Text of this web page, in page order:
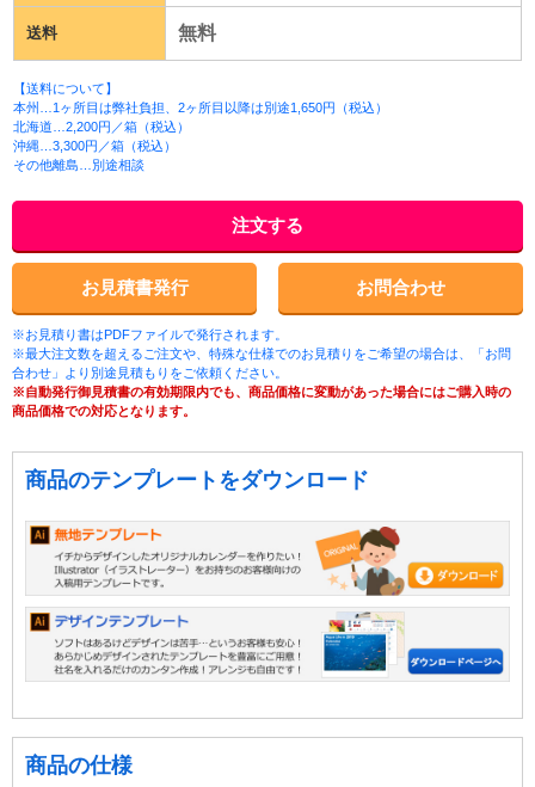
送料 無料
【送料について】
本州…1ヶ所目は弊社負担、2ヶ所目以降は別途1,650円（税込）
北海道…2,200円／箱（税込）
沖縄…3,300円／箱（税込）
その他離島…別途相談
注文する
お見積書発行 お問合わせ
※お見積り書はPDFファイルで発行されます。
※最大注文数を超えるご注文や、特殊な仕様でのお見積りをご希望の場合は、「お問
合わせ」より別途見積もりをご依頼ください。
※自動発行御見積書の有効期限内でも、商品価格に変動があった場合にはご購入時の
商品価格での対応となります。
商品のテンプレートをダウンロード
商品の仕様